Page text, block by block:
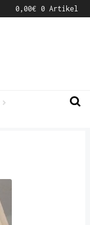
0,00€ 0 Artikel